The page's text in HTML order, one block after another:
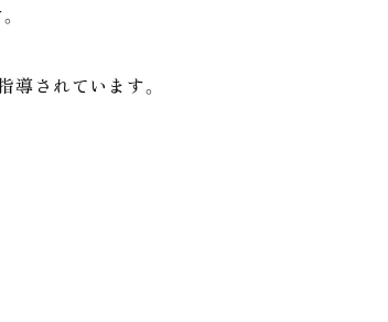
導されています。